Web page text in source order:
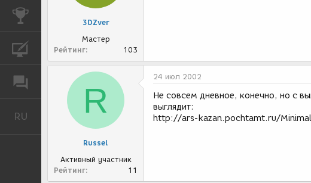
КУРСЫ
ФОРУМ
RU Русский
3DZver
Мастер
Рейтинг
103
R
Russel
Активный участник
Рейтинг
11
24 июл 2002
Не совсем дневное, конечно, но с
выглядит:
http://ars-kazan.pochtamt.ru/